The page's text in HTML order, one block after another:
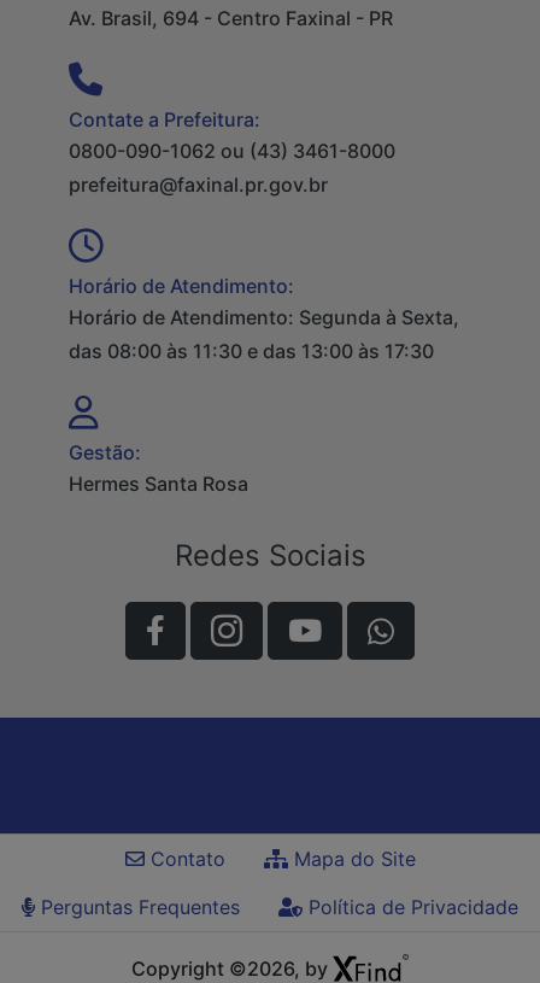
Av. Brasil, 694 - Centro Faxinal - PR
Contate a Prefeitura:
0800-090-1062 ou (43) 3461-8000
prefeitura@faxinal.pr.gov.br
Horário de Atendimento:
Horário de Atendimento: Segunda à Sexta,
das 08:00 às 11:30 e das 13:00 às 17:30
Gestão:
Hermes Santa Rosa
Redes Sociais
Contato
Mapa do Site
Perguntas Frequentes
Política de Privacidade
Copyright ©2026, by